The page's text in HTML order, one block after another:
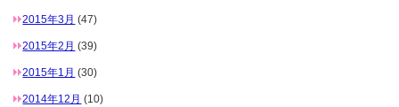
2015年3月 (47)
2015年2月 (39)
2015年1月 (30)
2014年12月 (10)